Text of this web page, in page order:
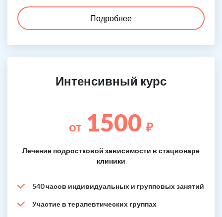
Подробнее
Интенсивный курс
от 1500 ₽
Лечение подростковой зависимости в стационаре
клиники
540 часов индивидуальных и групповых занятий
Участие в терапевтических группах